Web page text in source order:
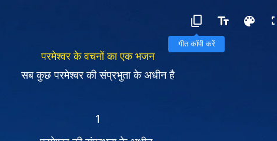
गीत कॉपी करें
परमेश्वर के वचनों का एक भजन
सब कुछ परमेश्वर की संप्रभुता के अधीन है
1